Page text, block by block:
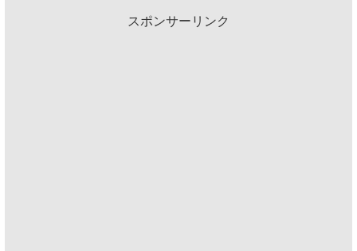
スポンサーリンク